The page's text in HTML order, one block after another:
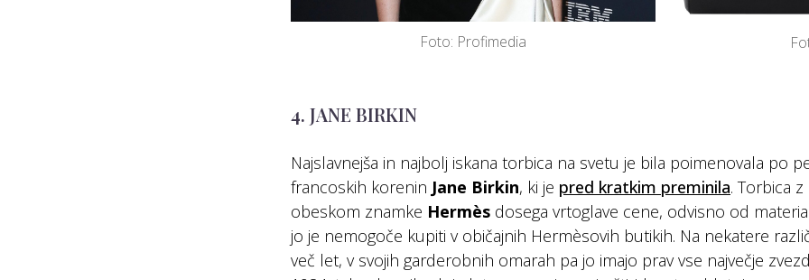
Foto: Profimedia
4. JANE BIRKIN
Najslavnejša in najbolj iskana torbica na svetu je bila poimenovala po
francoskih korenin Jane Birkin, ki je pred kratkim preminila. Torbica
obeskom znamke Hermès dosega vrtoglave cene, odvisno od
jo je nemogoče kupiti v običajnih Hermèsovih butikih. Na nekatere
več let, v svojih garderobnih omarah pa jo imajo prav vse največje